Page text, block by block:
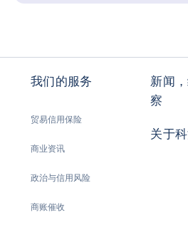
我们的服务
贸易信用保险
商业资讯
政治与信用风险
商账催收
新闻
察
关于